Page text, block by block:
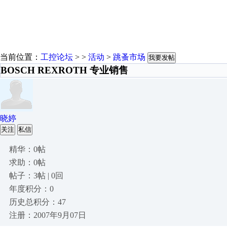
当前位置： 工控论坛 > > 活动 > 跳蚤市场 我要发帖
BOSCH REXROTH 专业销售
晓婷
关注 私信
精华：0帖
求助：0帖
帖子：3帖 | 0回
年度积分：0
历史总积分：47
注册：2007年9月07日